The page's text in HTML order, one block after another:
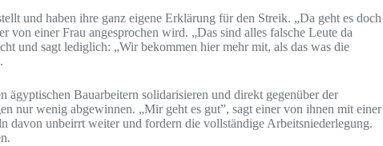
und haben ihre ganz eigene Erklärung für den Streik. „Da geht es doch
von einer Frau angesprochen wird. „Das sind alles falsche Leute da
und sagt lediglich: „Wir bekommen hier mehr mit, als das was die
Bauarbeitern solidarisieren und direkt gegenüber der
nur wenig abgewinnen. „Mir geht es gut”, sagt einer von ihnen mit einer
davon unbeirrt weiter und fordern die vollständige Arbeitsniederlegung.